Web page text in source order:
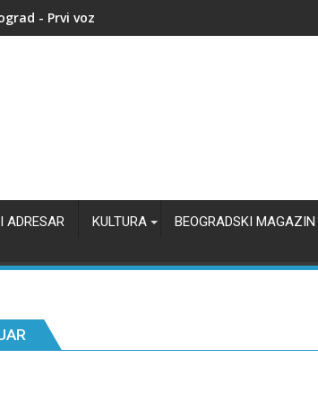
nastala i razvijala se Francuska kao velika
ADRESAR KULTURA BEOGRADSKI MAGAZIN